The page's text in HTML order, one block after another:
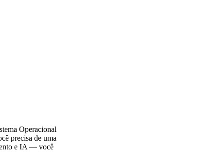
Operacional
precisa de uma
e IA — você